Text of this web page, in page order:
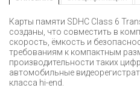
Карты памяти SDHC Class 6
созданы, что совместить в
скорость, ёмкость и
требованиям к компактным
производительности таких
автомобильные
класса hi-end.